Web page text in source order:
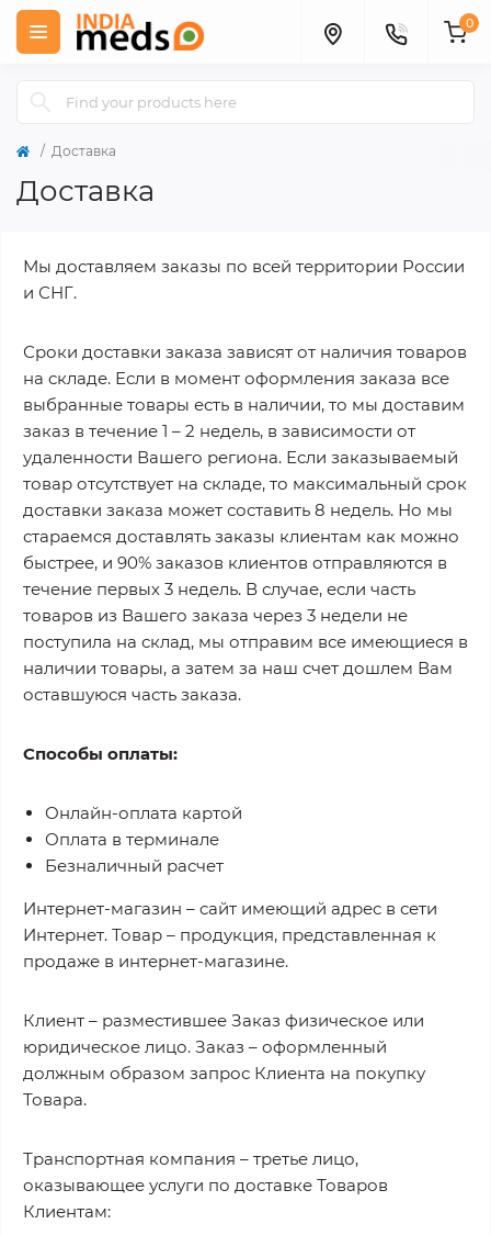
0
Доставка
Доставка
Мы доставляем заказы по всей территории России
и СНГ.
Сроки доставки заказа зависят от наличия товаров
на складе. Если в момент оформления заказа все
выбранные товары есть в наличии, то мы доставим
заказ в течение 1 – 2 недель, в зависимости от
удаленности Вашего региона. Если заказываемый
товар отсутствует на складе, то максимальный срок
доставки заказа может составить 8 недель. Но мы
стараемся доставлять заказы клиентам как можно
быстрее, и 90% заказов клиентов отправляются в
течение первых 3 недель. В случае, если часть
товаров из Вашего заказа через 3 недели не
поступила на склад, мы отправим все имеющиеся в
наличии товары, а затем за наш счет дошлем Вам
оставшуюся часть заказа.
Способы оплаты:
Онлайн-оплата картой
Оплата в терминале
Безналичный расчет
Интернет-магазин – сайт имеющий адрес в сети
Интернет. Товар – продукция, представленная к
продаже в интернет-магазине.
Клиент – разместившее Заказ физическое или
юридическое лицо. Заказ – оформленный
должным образом запрос Клиента на покупку
Товара.
Транспортная компания – третье лицо,
оказывающее услуги по доставке Товаров
Клиентам: